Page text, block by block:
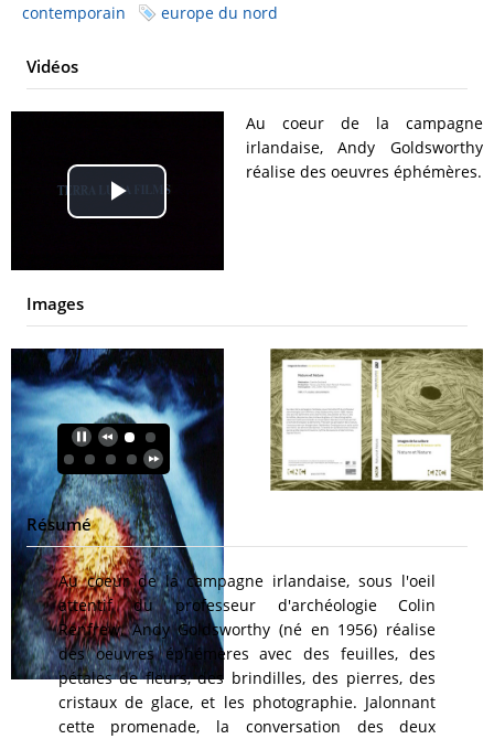
contemporain
europe du nord
Vidéos
Play
Video
Au coeur de la campagne
irlandaise, Andy Goldsworthy
réalise des oeuvres éphémères.
Images
Résumé
Au coeur de la campagne irlandaise, sous l'oeil
attentif du professeur d'archéologie Colin
Renfrew, Andy Goldsworthy (né en 1956) réalise
des oeuvres éphémères avec des feuilles, des
pétales de fleurs, des brindilles, des pierres, des
cristaux de glace, et les photographie. Jalonnant
cette promenade, la conversation des deux